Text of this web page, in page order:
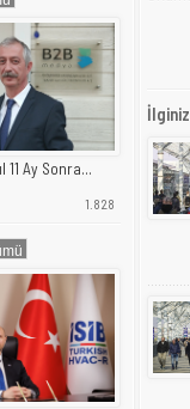
11 Ay Sonra...
1.828